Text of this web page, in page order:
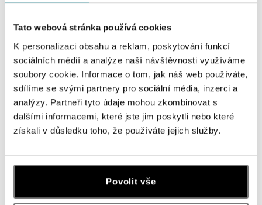
Tato webová stránka používá cookies
K personalizaci obsahu a reklam, poskytování funkcí
sociálních médií a analýze naší návštěvnosti využíváme
soubory cookie. Informace o tom, jak náš web používáte,
sdílíme se svými partnery pro sociální média, inzerci a
analýzy. Partneři tyto údaje mohou zkombinovat s
dalšími informacemi, které jste jim poskytli nebo které
získali v důsledku toho, že používáte jejich služby.
Povolit vše
ALO
Přívěs s topazem a diamanty
od 44 518 Kč
ALO
Náušnice s diamanty a topazem
od 46 343 Kč